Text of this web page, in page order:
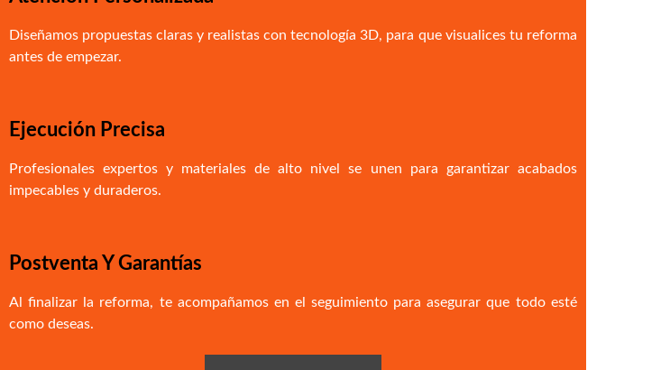
Diseñamos propuestas claras y realistas con tecnología 3D, para que visualices tu reforma
antes de empezar.
Ejecución Precisa
Profesionales expertos y materiales de alto nivel se unen para garantizar acabados
impecables y duraderos.
Postventa Y Garantías
Al finalizar la reforma, te acompañamos en el seguimiento para asegurar que todo esté
como deseas.